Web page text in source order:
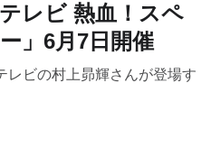
レビ 熱血！スペ
」6月7日開催
レビの村上昴輝さんが登場す